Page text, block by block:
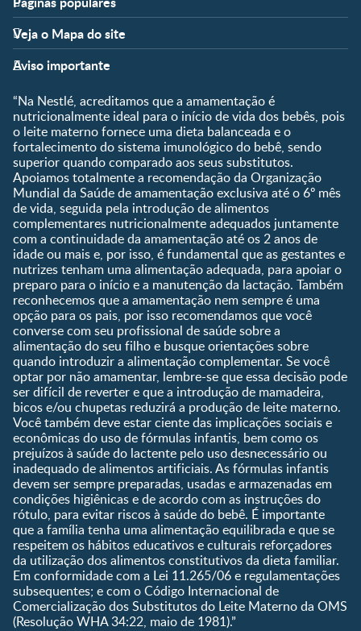
Apoio
FAQ
Nossos Artigos
Fale conosco
Clube
Shopping
Compre Agora
Veja o Mapa do site
Fases
Pré-Concepção
Gravidez
Pós-Parto
0 a 5 meses
6 a 8 meses
9 a 12 meses
1 a 3 anos
Pré-escolar
Temas
Desenvolvimento
Ser Mãe e Pai
Nutrição, Alimentação e
Saúde
Ferramentas
Quando eu ficarei fértil?
Que dia meu bebê vai
nascer?
Guia de Nomes para Bebê
Calendário de semanas de
gravidez
Calculadora de cor dos
olhos
Curva de crescimento do
bebê
Planeta dos Pais
Receitas
Aviso importante
“Na Nestlé, acreditamos que a amamentação é
nutricionalmente ideal para o início de vida dos bebês, pois
o leite materno fornece uma dieta balanceada e o
fortalecimento do sistema imunológico do bebê, sendo
superior quando comparado aos seus substitutos.
Apoiamos totalmente a recomendação da Organização
Mundial da Saúde de amamentação exclusiva até o 6º mês
de vida, seguida pela introdução de alimentos
complementares nutricionalmente adequados juntamente
com a continuidade da amamentação até os 2 anos de
idade ou mais e, por isso, é fundamental que as gestantes e
nutrizes tenham uma alimentação adequada, para apoiar o
preparo para o início e a manutenção da lactação. Também
reconhecemos que a amamentação nem sempre é uma
opção para os pais, por isso recomendamos que você
converse com seu profissional de saúde sobre a
alimentação do seu filho e busque orientações sobre
quando introduzir a alimentação complementar. Se você
optar por não amamentar, lembre-se que essa decisão pode
ser difícil de reverter e que a introdução de mamadeira,
bicos e/ou chupetas reduzirá a produção de leite materno.
Você também deve estar ciente das implicações sociais e
econômicas do uso de fórmulas infantis, bem como os
prejuízos à saúde do lactente pelo uso desnecessário ou
inadequado de alimentos artificiais. As fórmulas infantis
devem ser sempre preparadas, usadas e armazenadas em
condições higiênicas e de acordo com as instruções do
rótulo, para evitar riscos à saúde do bebê. É importante
que a família tenha uma alimentação equilibrada e que se
respeitem os hábitos educativos e culturais reforçadores
da utilização dos alimentos constitutivos da dieta familiar.
Em conformidade com a Lei 11.265/06 e regulamentações
subsequentes; e com o Código Internacional de
Comercialização dos Substitutos do Leite Materno da OMS
(Resolução WHA 34:22, maio de 1981).”